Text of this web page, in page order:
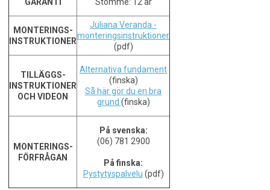
MONTERINGS-
INSTRUKTIONER
Juliana Veranda -
monteringsinstruktioner
(pdf)
TILLÄGGS-
INSTRUKTIONER
OCH VIDEON
Alternativa fundament
(finska)
Så här gör du en bra
grund (finska)
MONTERINGS-
FÖRFRÅGAN
På svenska:
(06) 781 2900
På finska:
Pystytyspalvelu (pdf)